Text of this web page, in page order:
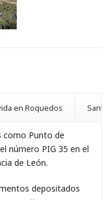
en Roquedos
como Punto de
número PIG 35 en el
de León.
depositados